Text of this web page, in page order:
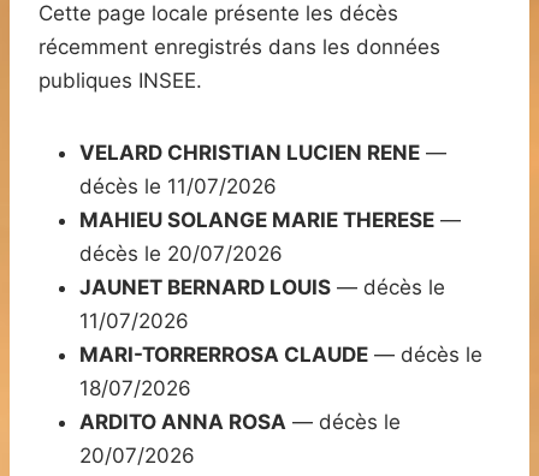
Cette page locale présente les décès
récemment enregistrés dans les données
publiques INSEE.
VELARD CHRISTIAN LUCIEN RENE —
décès le 11/07/2026
MAHIEU SOLANGE MARIE THERESE —
décès le 20/07/2026
JAUNET BERNARD LOUIS — décès le
11/07/2026
MARI-TORRERROSA CLAUDE — décès le
18/07/2026
ARDITO ANNA ROSA — décès le
20/07/2026